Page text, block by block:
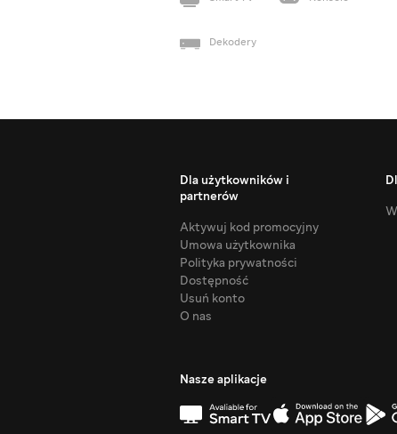
Dekodery
Dla użytkowników i
partnerów
Aktywuj kod promocyjny
Umowa użytkownika
Polityka prywatności
Dostępność
Usuń konto
O nas
Nasze aplikacje